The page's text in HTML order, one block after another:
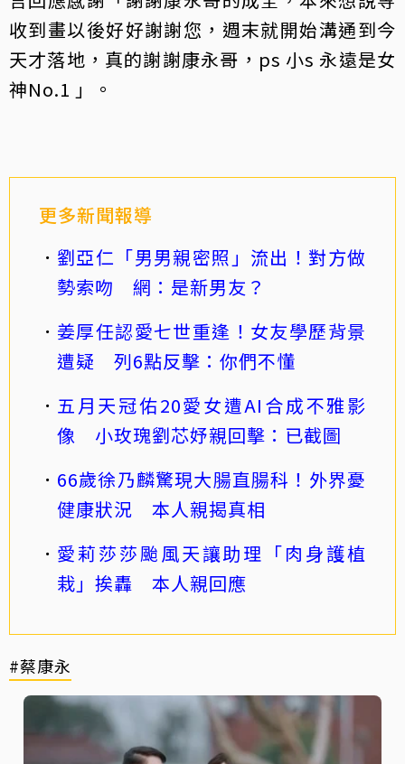
收到畫以後好好謝謝您，週末就開始溝通到今
天才落地，真的謝謝康永哥，ps 小s 永遠是女
神No.1 」。
更多新聞報導
劉亞仁「男男親密照」流出！對方做
勢索吻 網：是新男友？
姜厚任認愛七世重逢！女友學歷背景
遭疑 列6點反擊：你們不懂
五月天冠佑20愛女遭AI合成不雅影
像 小玫瑰劉芯妤親回擊：已截圖
66歲徐乃麟驚現大腸直腸科！外界憂
健康狀況 本人親揭真相
愛莉莎莎颱風天讓助理「肉身護植
栽」挨轟 本人親回應
#蔡康永